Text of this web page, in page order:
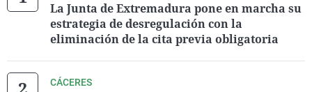
La Junta de Extremadura pone en marcha su
estrategia de desregulación con la
eliminación de la cita previa obligatoria
CÁCERES